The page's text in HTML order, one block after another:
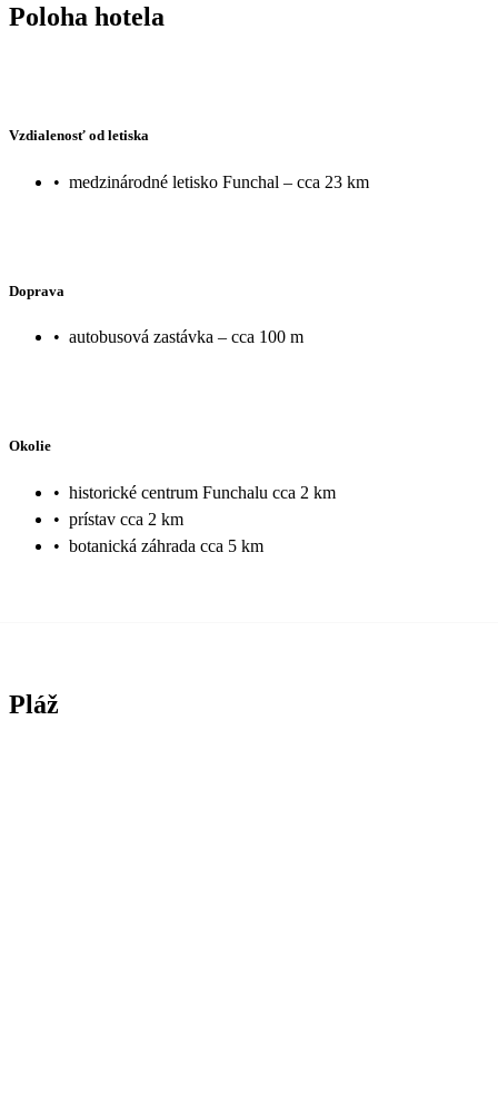
Poloha hotela
Vzdialenosť od letiska
• medzinárodné letisko Funchal – cca 23 km
Doprava
• autobusová zastávka – cca 100 m
Okolie
• historické centrum Funchalu cca 2 km
• prístav cca 2 km
• botanická záhrada cca 5 km
Pláž